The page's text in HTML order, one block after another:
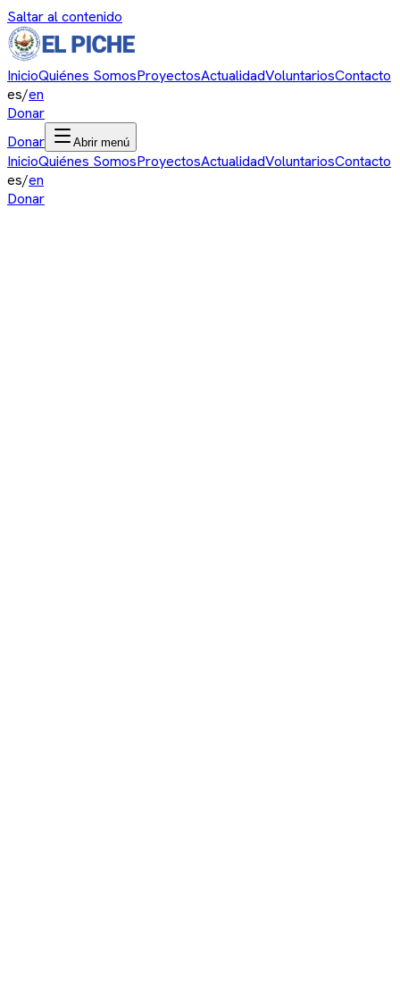
Saltar al contenido
InicioQuiénes SomosProyectosActualidadVoluntariosContacto
es/en
Donar
Donar
Abrir menú
InicioQuiénes SomosProyectosActualidadVoluntariosContacto
es/en
Donar